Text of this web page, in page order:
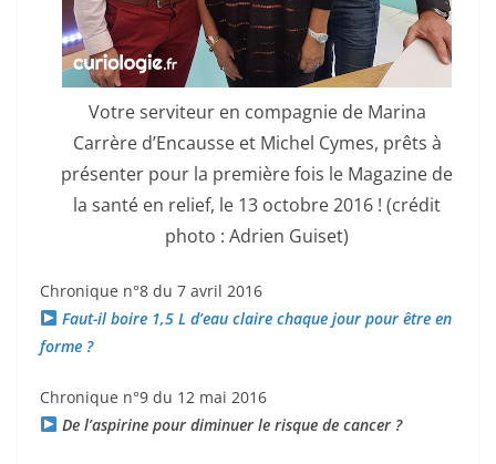
Votre serviteur en compagnie de Marina
Carrère d’Encausse et Michel Cymes, prêts à
présenter pour la première fois le Magazine de
la santé en relief, le 13 octobre 2016 ! (crédit
photo : Adrien Guiset)
Chronique n°8 du 7 avril 2016
Faut-il boire 1,5 L d’eau claire chaque jour pour être en
forme ?
Chronique n°9 du 12 mai 2016
De l’aspirine pour diminuer le risque de cancer ?